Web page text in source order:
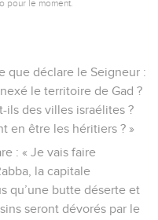
pour le moment.
que déclare le Seigneur :
le territoire de Gad ?
ils des villes israélites ?
en être les héritiers ? »
: « Je vais faire
la capitale
qu’une butte déserte et
seront dévorés par le